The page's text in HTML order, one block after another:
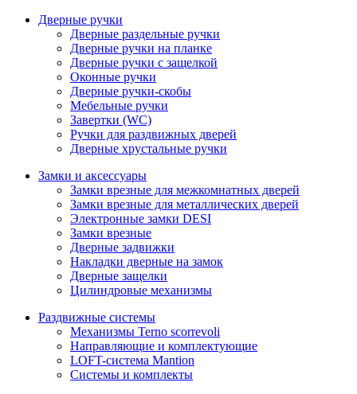
Дверные ручки
Дверные раздельные ручки
Дверные ручки на планке
Дверные ручки с защелкой
Оконные ручки
Дверные ручки-скобы
Мебельные ручки
Завертки (WC)
Ручки для раздвижных дверей
Дверные хрустальные ручки
Замки и аксессуары
Замки врезные для межкомнатных дверей
Замки врезные для металлических дверей
Электронные замки DESI
Замки врезные
Дверные задвижки
Накладки дверные на замок
Дверные защелки
Цилиндровые механизмы
Раздвижные системы
Механизмы Terno scorrevoli
Направляющие и комплектующие
LOFT-cистема Mantion
Системы и комплекты